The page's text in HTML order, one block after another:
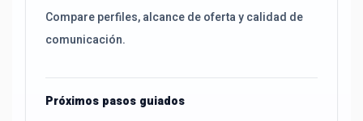
Compare perfiles, alcance de oferta y calidad de
comunicación.
Próximos pasos guiados